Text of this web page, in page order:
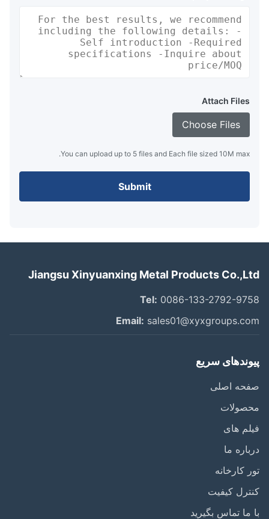
Attach Files
Choose Files
You can upload up to 5 files and Each file sized 10M max.
Submit
Jiangsu Xinyuanxing Metal Products
Tel:0086-133-2792-
Email:
سریع
اصلی
های
ما
کارخانه
کیفیت
تماس بگیرید